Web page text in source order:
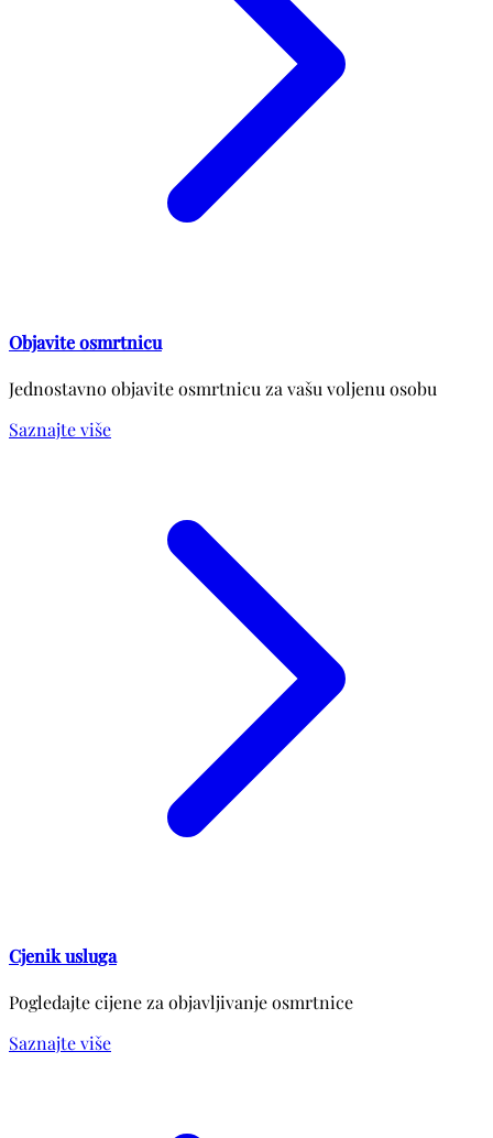
Objavite osmrtnicu
Jednostavno objavite osmrtnicu za vašu voljenu osobu
Saznajte više
Cjenik usluga
Pogledajte cijene za objavljivanje osmrtnice
Saznajte više